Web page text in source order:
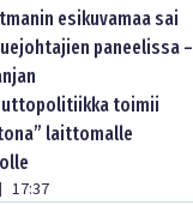
esikuvamaa sai
paneelissa –
toimii
laittomalle
| 17:37